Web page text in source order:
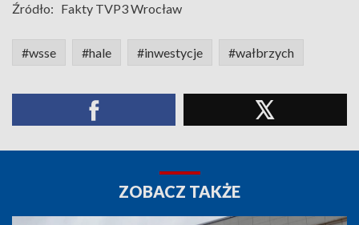
Źródło: Fakty TVP3 Wrocław
#wsse #hale #inwestycje #wałbrzych
ZOBACZ TAKŻE